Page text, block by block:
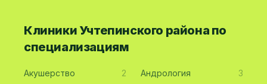
Клиники Учтепинского района по
специализациям
Акушерство 2 Андрология 3